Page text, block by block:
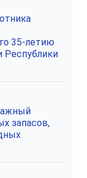
35-летию
Республики
запасов,